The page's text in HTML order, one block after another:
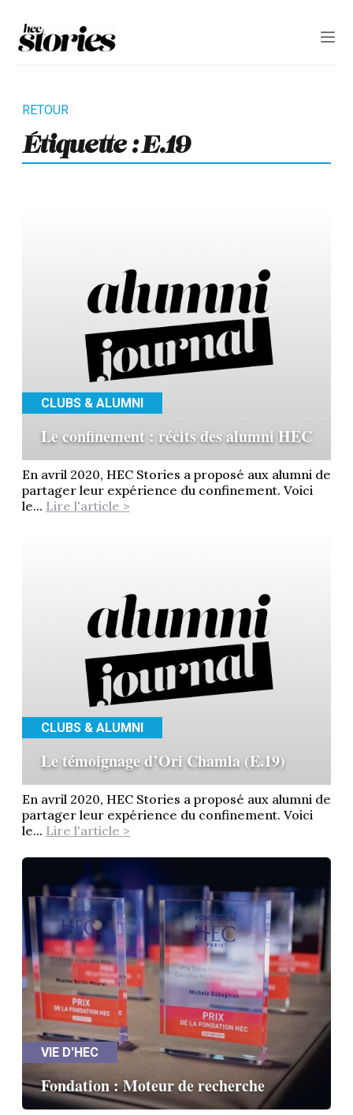
Étiquette : E.19
CLUBS & ALUMNI
Le confinement : récits des alumni HEC
En avril 2020, HEC Stories a proposé aux alumni de
partager leur expérience du confinement. Voici
le... Lire l'article >
CLUBS & ALUMNI
Le témoignage d’Ori Chamla (E.19)
En avril 2020, HEC Stories a proposé aux alumni de
partager leur expérience du confinement. Voici
le... Lire l'article >
VIE D'HEC
Fondation : Moteur de recherche